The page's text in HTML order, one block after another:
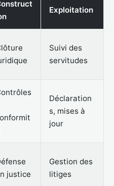
Exploitation
Suivi des
servitudes
Déclaration
s, mises à
jour
justice
Gestion des
litiges